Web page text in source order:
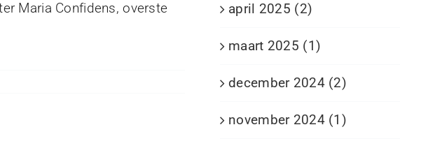
Maria Confidens, overste
april 2025 (2)
maart 2025 (1)
december 2024 (2)
november 2024 (1)